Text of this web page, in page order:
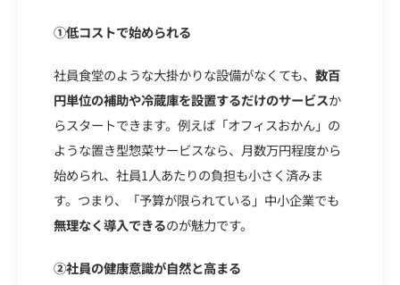
①低コストで始められる
社員食堂のような大掛かりな設備がなくても、 数百
円単位の補助や冷蔵庫を設置するだけのサービスか
らスタートできます。例えば「オフィスおかん」の
ような置き型惣菜サービスなら、月数万円程度から
始められ、社員1人あたりの負担も小さく済みま
す。つまり、「予算が限られている」中小企業でも
無理なく導入できるのが魅力です。
②社員の健康意識が自然と高まる